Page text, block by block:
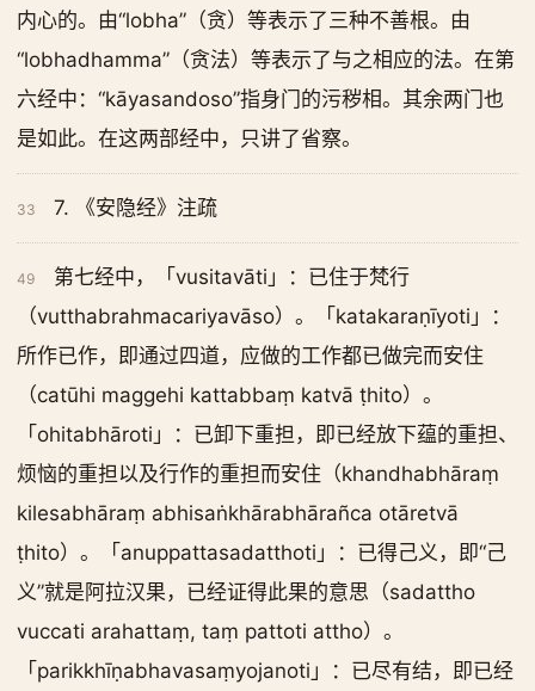
内心的。由“lobha”（贪）等表示了三种不善根。由
“lobhadhamma”（贪法）等表示了与之相应的法。在第
六经中：“kāyasandoso”指身门的污秽相。其余两门也
是如此。在这两部经中，只讲了省察。
33 7. 《安隐经》注疏
49
第七经中，「vusitavāti」：已住于梵行
（vutthabrahmacariyavāso）。「katakaraṇīyoti」：
所作已作，即通过四道，应做的工作都已做完而安住
（catūhi maggehi kattabbaṃ katvā ṭhito）。
「ohitabhāroti」：已卸下重担，即已经放下蕴的重担、
烦恼的重担以及行作的重担而安住（khandhabhāraṃ
kilesabhāraṃ abhisaṅkhārabhārañca otāretvā
ṭhito）。「anuppattasadatthoti」：已得己义，即“己
义”就是阿拉汉果，已经证得此果的意思（sadattho
vuccati arahattaṃ, taṃ pattoti attho）。
「parikkhīṇabhavasaṃyojanoti」：已尽有结，即已经